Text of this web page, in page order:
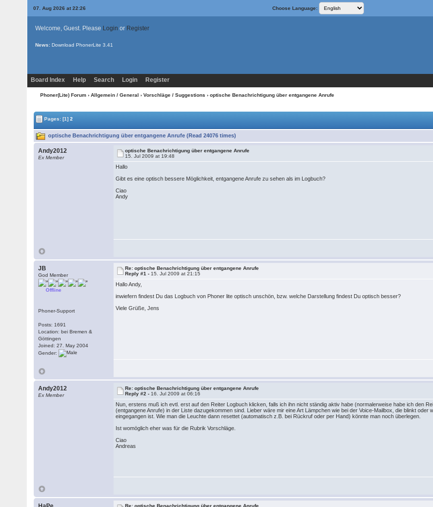
07. Aug 2026 at 22:26 Choose Language:
Welcome, Guest. Please Login or Register
News: Download PhonerLite 3.41
Board Index Help Search Login Register
Phoner(Lite) Forum › Allgemein / General › Vorschläge / Suggestions › optische Benachrichtigung über entgangene Anrufe
Pages:[1] 2
optische Benachrichtigung über entgangene Anrufe (Read 24076 times)
Andy2012
Ex Member
optische Benachrichtigung über entgangene Anrufe
15. Jul 2009 at 19:48
Hallo
Gibt es eine optisch bessere Möglichkeit, entgangene Anrufe zu sehen als im Logbuch?
Ciao
Andy
JB
God Member
Offline
Phoner-Support
Posts: 1691
Location: bei Bremen &
Göttingen
Joined: 27. May 2004
Gender:
Re: optische Benachrichtigung über entgangene Anrufe
Reply #1 - 15. Jul 2009 at 21:15
Hallo Andy,
inwiefern findest Du das Logbuch von Phoner lite optisch unschön, bzw. welche Darstellung findest Du optisch besser?
Viele Grüße, Jens
Andy2012
Ex Member
Re: optische Benachrichtigung über entgangene Anrufe
Reply #2 - 16. Jul 2009 at 06:16
Nun, erstens muß ich evtl. erst auf den Reiter Logbuch klicken, falls ich ihn nicht ständig aktiv habe (normalerweise habe ich den
(entgangene Anrufe) in der Liste dazugekommen sind. Lieber wäre mir eine Art Lämpchen wie bei der Voice-Mailbox, die blinkt
eingegangen ist. Wie man die Leuchte dann resettet (automatisch z.B. bei Rückruf oder per Hand) könnte man noch überlegen.
Ist womöglich eher was für die Rubrik Vorschläge.
Ciao
Andreas
Re: optische Benachrichtigung über entgangene Anrufe